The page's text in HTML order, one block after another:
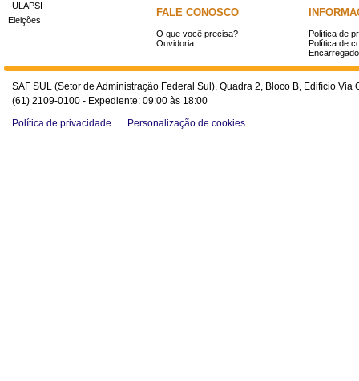
ULAPSI
Eleições
FALE CONOSCO
O que você precisa?
Ouvidoria
Política de
Política de
SAF SUL (Setor de Administração Federal Sul), Quadra 2, Bloco B, Edifício
(61) 2109-0100 - Expediente: 09:00 às 18:00
Política de privacidade
Personalização de cookies